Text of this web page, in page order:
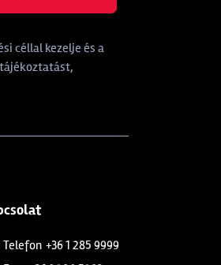
céllal kezelje és a
Telefon +36 1 285 9999